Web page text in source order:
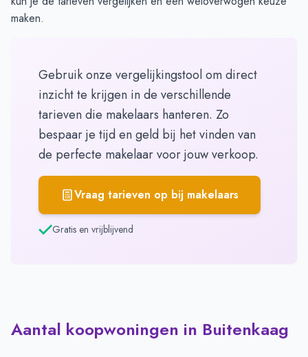
maken.
Gebruik onze vergelijkingstool om direct
inzicht te krijgen in de verschillende
tarieven die makelaars hanteren. Zo
bespaar je tijd en geld bij het vinden van
de perfecte makelaar voor jouw verkoop.
Vraag tarieven op bij makelaars
Gratis en vrijblijvend
Aantal koopwoningen in Buitenkaag